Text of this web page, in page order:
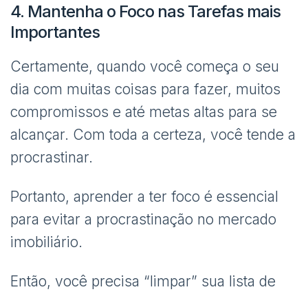
4. Mantenha o Foco nas Tarefas mais
Importantes
Certamente, quando você começa o seu
dia com muitas coisas para fazer, muitos
compromissos e até metas altas para se
alcançar. Com toda a certeza, você tende a
procrastinar.
Portanto, aprender a ter foco é essencial
para evitar a procrastinação no mercado
imobiliário.
Então, você precisa “limpar” sua lista de